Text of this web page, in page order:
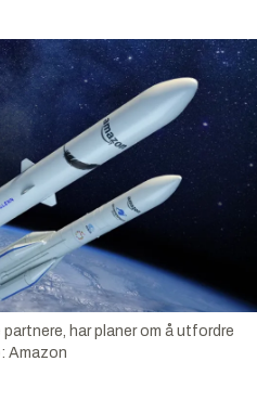
har planer om å utfordre
Amazon